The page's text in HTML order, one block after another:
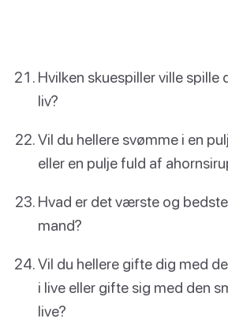
Hvilken skuespiller ville spille
liv?
Vil du hellere svømme i en
eller en pulje fuld af
Hvad er det værste og
mand?
Vil du hellere gifte dig med
i live eller gifte sig med den
live?